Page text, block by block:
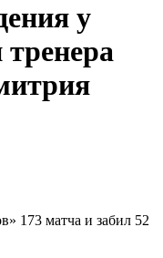
у
173 матча и забил 52